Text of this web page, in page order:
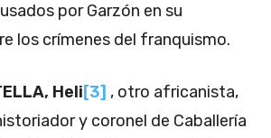
por Garzón en su
los crímenes del franquismo.
Heli[3] , otro africanista,
y coronel de Caballería